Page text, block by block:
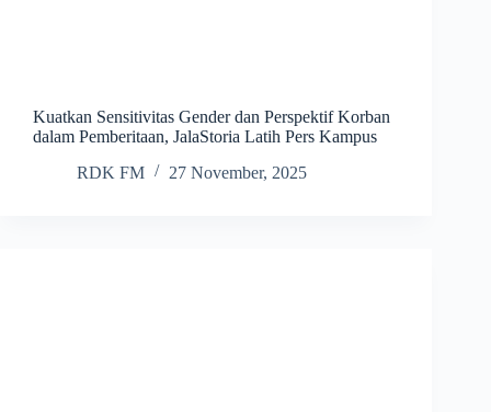
Kuatkan Sensitivitas Gender dan Perspektif Korban
dalam Pemberitaan, JalaStoria Latih Pers Kampus
RDK FM
27 November, 2025